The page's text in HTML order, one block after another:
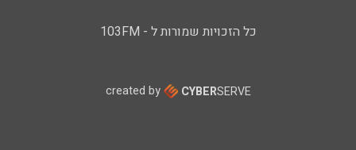
כל הזכויות שמורות ל - 103FM
created by CYBERSERVE